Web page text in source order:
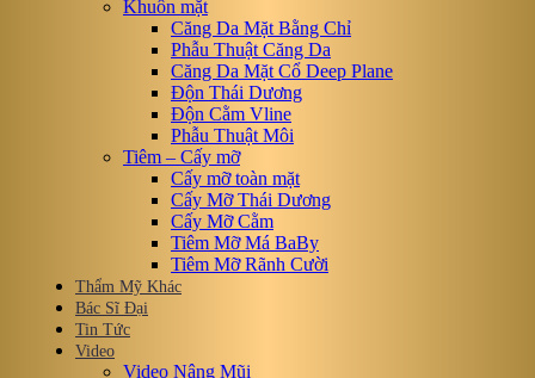
Khuôn mặt
Căng Da Mặt Bằng Chỉ
Phẫu Thuật Căng Da
Căng Da Mặt Cổ Deep Plane
Độn Thái Dương
Độn Cằm Vline
Phẫu Thuật Môi
Tiêm – Cấy mỡ
Cấy mỡ toàn mặt
Cấy Mỡ Thái Dương
Cấy Mỡ Cằm
Tiêm Mỡ Má BaBy
Tiêm Mỡ Rãnh Cười
Thẩm Mỹ Khác
Bác Sĩ Đại
Tin Tức
Video
Video Nâng Mũi